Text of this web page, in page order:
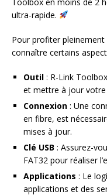
ultra-rapide.
Pour profiter
connaître certains
Outil : R-Link
et mettre à jour
Connexion : Une
en fibre, est
mises à jour.
Clé USB : Assurez-
FAT32 pour réaliser
Applications : Le
applications et des